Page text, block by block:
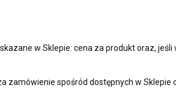
w Sklepie: cena za produkt oraz,
zamówienie spośród dostępnych w Sklepie